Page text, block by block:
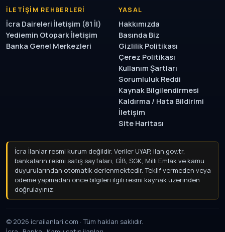
İLETIŞIM REHBERLERI
İcra Daireleri İletişim (81 İl)
Yediemin Otopark İletişim
Banka Genel Merkezleri
YASAL
Hakkımızda
Basında Biz
Gizlilik Politikası
Çerez Politikası
Kullanım Şartları
Sorumluluk Reddi
Kaynak Bilgilendirmesi
Kaldırma / Hata Bildirimi
İletişim
Site Haritası
İcra İlanlar resmi kurum değildir. Veriler UYAP, ilan.gov.tr,
bankaların resmi satış sayfaları, GİB, SGK, Milli Emlak ve kamu
duyurularından otomatik derlenmektedir. Teklif vermeden
veya ödeme yapmadan önce bilgileri ilgili resmi kaynak
üzerinden doğrulayınız.
© 2026 icrailanlari.com · Tüm hakları saklıdır.